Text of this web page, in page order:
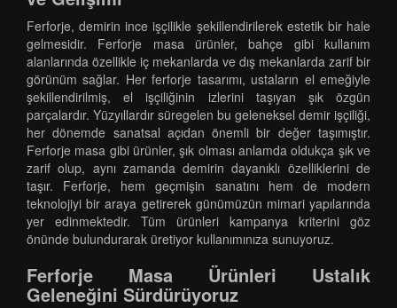
Ferforje, demirin ince işçilikle şekillendirilerek estetik bir hale
gelmesidir. Ferforje masa ürünler, bahçe gibi kullanım
alanlarında özellikle iç mekanlarda ve dış mekanlarda zarif bir
görünüm sağlar. Her ferforje tasarımı, ustaların el emeğiyle
şekillendirilmiş, el işçiliğinin izlerini taşıyan şık özgün
parçalardır. Yüzyıllardır süregelen bu geleneksel demir işçiliği,
her dönemde sanatsal açıdan önemli bir değer taşımıştır.
Ferforje masa gibi ürünler, şık olması anlamda oldukça şık ve
zarif olup, aynı zamanda demirin dayanıklı özelliklerini de
taşır. Ferforje, hem geçmişin sanatını hem de modern
teknolojiyi bir araya getirerek günümüzün mimari yapılarında
yer edinmektedir. Tüm ürünleri kampanya kriterini göz
önünde bulundurarak üretiyor kullanımınıza sunuyoruz.
Ferforje Masa Ürünleri Ustalık
Geleneğini Sürdürüyoruz